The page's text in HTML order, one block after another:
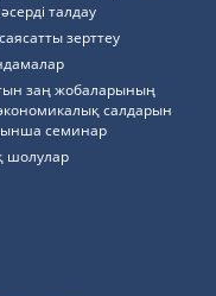
талдау
зерттеу
заң жобаларының
салдарын
семинар
шолулар